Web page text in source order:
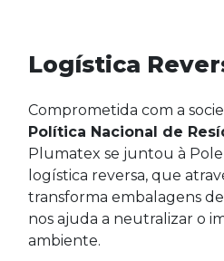
Logística
Comprometida com a
Política Nacional de
Plumatex se juntou à
logística reversa, que
transforma embalagens
nos ajuda a neutralizar o
ambiente.